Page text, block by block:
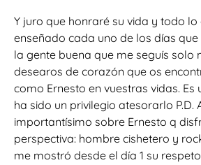
Y juro que honraré su vida y todo lo
enseñado cada uno de los días que
la gente buena que me seguís solo
desearos de corazón que os
como Ernesto en vuestras vidas. Es
ha sido un privilegio atesorarlo P.D.
importantísimo sobre Ernesto q
perspectiva: hombre cishetero y
me mostró desde el día 1 su